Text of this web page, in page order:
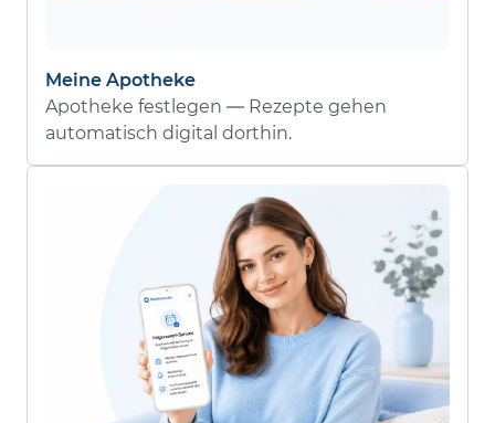
Meine Apotheke
Apotheke festlegen — Rezepte gehen
automatisch digital dorthin.